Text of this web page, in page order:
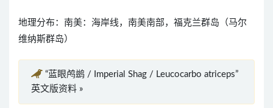
地理分布：南美：海岸线，南美南部，福克兰群岛（马尔
维纳斯群岛）
“蓝眼鸬鹚 / Imperial Shag / Leucocarbo atriceps”
英文版资料 »